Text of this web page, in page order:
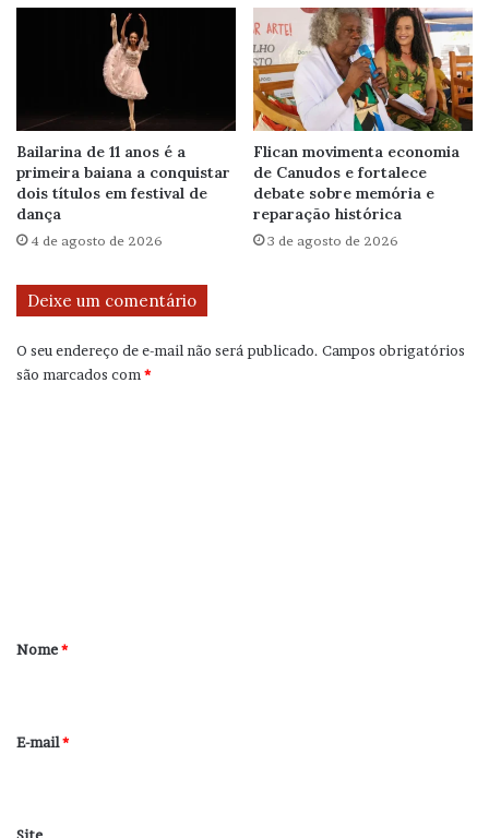
Bailarina de 11 anos é a
primeira baiana a conquistar
dois títulos em festival de
dança
4 de agosto de 2026
Flican movimenta economia
de Canudos e fortalece
debate sobre memória e
reparação histórica
3 de agosto de 2026
Deixe um comentário
O seu endereço de e-mail não será publicado. Campos obrigatórios
são marcados com*
r
*
Nome*
E-mail*